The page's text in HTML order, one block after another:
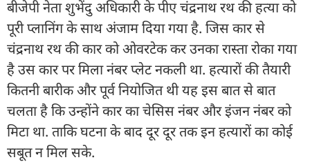
बीजेपी नेता शुभेंदु अधिकारी के पीए चंद्रनाथ रथ की हत्या को
पूरी प्लानिंग के साथ अंजाम दिया गया है. जिस कार से
चंद्रनाथ रथ की कार को ओवरटेक कर उनका रास्ता रोका गया
है उस कार पर मिला नंबर प्लेट नकली था. हत्यारों की तैयारी
कितनी बारीक और पूर्व नियोजित थी यह इस बात से बात
चलता है कि उन्होंने कार का चेसिस नंबर और इंजन नंबर को
मिटा था. ताकि घटना के बाद दूर दूर तक इन हत्यारों का कोई
सबूत न मिल सके.